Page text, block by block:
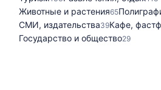
Животные и растения65
СМИ, издательства39Кафе,
Государство и общество29